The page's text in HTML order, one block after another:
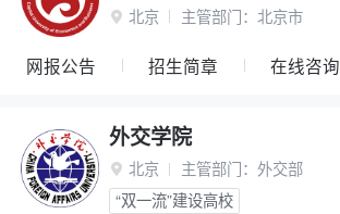
 北京 主管部门： 北京市
网报公告 招生简章 在线咨询
外交学院
 北京 主管部门： 外交部
“双一流”建设高校